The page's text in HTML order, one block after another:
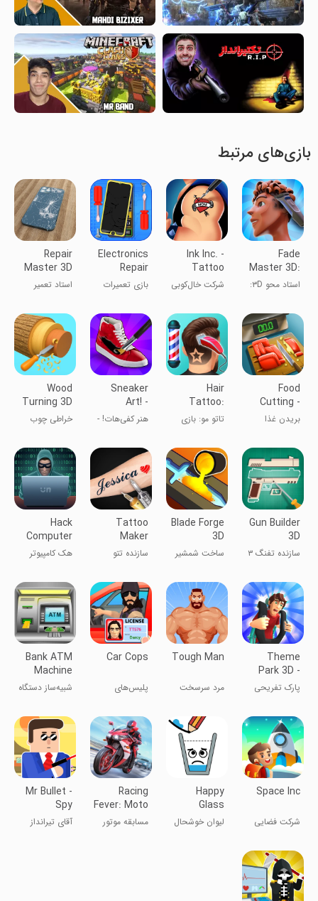
بازی‌های مرتبط
Fade
Master 3D:
Barber
استاد محو ۳D:
Ink Inc. -
Tattoo
Drawing
شرکت خال‌کوبی
Electronics
Repair
Phone
Game
بازی تعمیرات
گوشی
Repair
Master 3D
استاد تعمیر
Food
Cutting -
Chopping
Game
بریدن غذا
Hair
Tattoo:
Barber
Shop Game
تاتو مو: بازی
Sneaker
Art! -
Coloring
Games
هنر کفی‌هات! -
رنگ‌آمیزی
Wood
Turning 3D
- Carving
Game
خراطی چوب
کنده‌کاری
Gun Builder
3D
سازنده تفنگ ۳
Blade Forge
3D
ساخت شمشیر
Tattoo
Maker
سازنده تتو
Hack
Computer
هک کامپیوتر
Theme
Park 3D -
Fun
Aquapark
پارک تفریحی
سرگرمی
Tough Man
مرد سرسخت
Car Cops
پلیس‌های
Bank ATM
Machine
Simulator
شبیه‌ساز دستگاه
Space Inc
شرکت فضایی
Happy
Glass
لیوان خوشحال
Racing
Fever: Moto
مسابقه موتور
Mr Bullet -
Spy
Puzzles
آقای تیرانداز